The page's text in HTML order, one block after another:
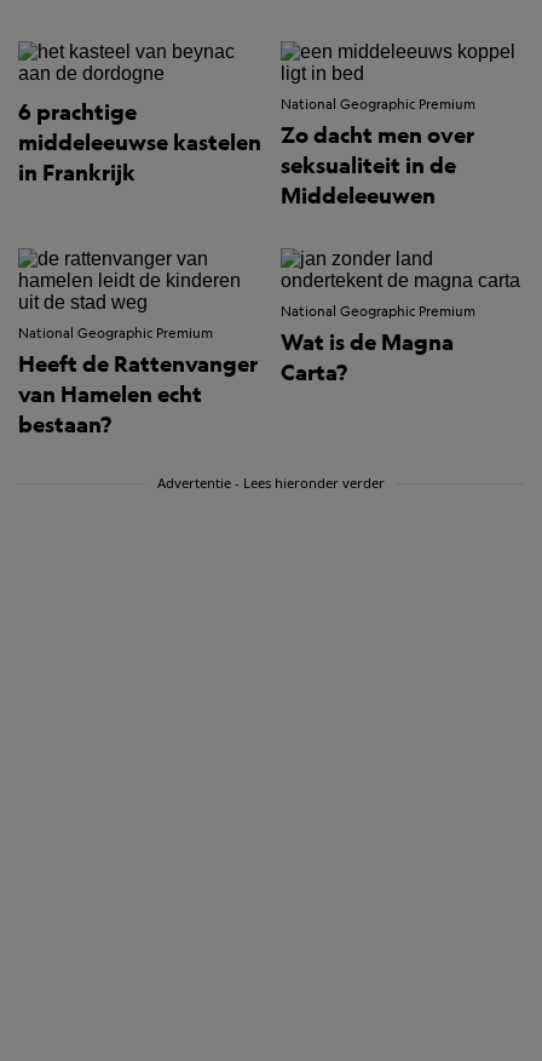
6 prachtige
middeleeuwse kastelen
in Frankrijk
National Geographic Premium
Zo dacht men over
seksualiteit in de
Middeleeuwen
National Geographic Premium
Heeft de Rattenvanger
van Hamelen echt
bestaan?
National Geographic Premium
Wat is de Magna
Carta?
Advertentie - Lees hieronder verder